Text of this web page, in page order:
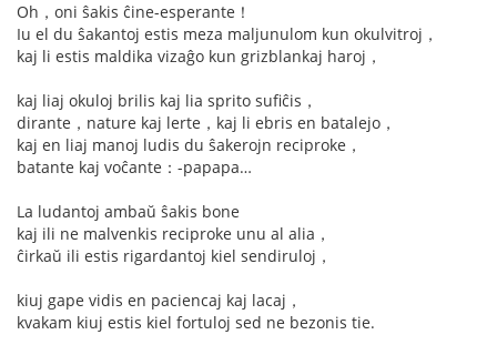
Oh，oni ŝakis ĉine-esperante！
Iu el du ŝakantoj estis meza maljunulom kun okulvitroj，
kaj li estis maldika vizaĝo kun grizblankaj haroj，
kaj liaj okuloj brilis kaj lia sprito sufiĉis，
dirante，nature kaj lerte，kaj li ebris en batalejo，
kaj en liaj manoj ludis du ŝakerojn reciproke，
batante kaj voĉante：-papapa…
La ludantoj ambaŭ ŝakis bone
kaj ili ne malvenkis reciproke unu al alia，
ĉirkaŭ ili estis rigardantoj kiel sendiruloj，
kiuj gape vidis en paciencaj kaj lacaj，
kvakam kiuj estis kiel fortuloj sed ne bezonis tie.